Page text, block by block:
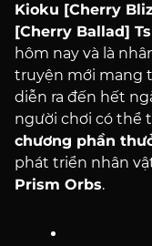
Kioku [Cherry
[Cherry Ballad]
hôm nay và là
truyện mới mang
diễn ra đến hết
người chơi có thể
chương phần
phát triển nhân
Prism Orbs.